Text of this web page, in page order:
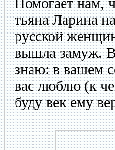
тьяна Ларина
русской
вышла замуж.
знаю: в вашем
вас люблю (к
буду век ему